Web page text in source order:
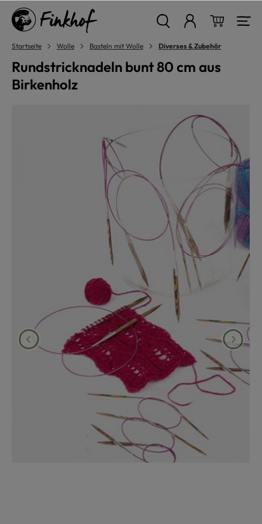
springen
Startseite Wolle Basteln mit Wolle Diverses & Zubehör
Rundstricknadeln bunt 80 cm aus
Birkenholz